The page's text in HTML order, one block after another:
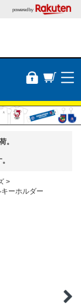
powered by
。
ーホルダー